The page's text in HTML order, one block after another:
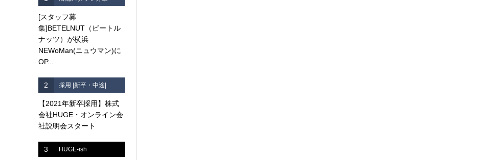
[スタッフ募
集]BETELNUT（ビートル
ナッツ）が横浜
NEWoMan(ニュウマン)に
OP...
2 採用 |新卒・中途|
【2021年新卒採用】株式
会社HUGE・オンライン会
社説明会スタート
3 HUGE-ish